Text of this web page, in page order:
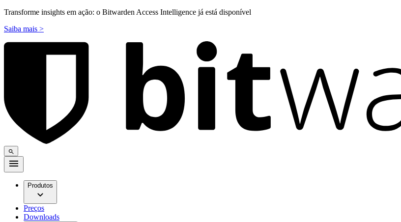
Transforme insights em ação: o Bitwarden Access Intelligence já está disponível
Saiba mais >
Produtos
Preços
Downloads